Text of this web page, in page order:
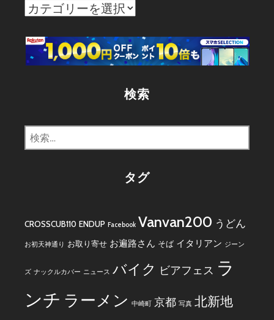
カ
ゴ
リ
検索
検
索:
タグ
CROSSCUB110 ENDUP Facebook Vanvan200 うどん
お初天神通り お取り寄せ お遍路さん そば イタリアン ジーン
ズ ナックルカバー ニュース バイク ビアフェス ラ
ンチ ラーメン 中崎町 京都 写真 北新地